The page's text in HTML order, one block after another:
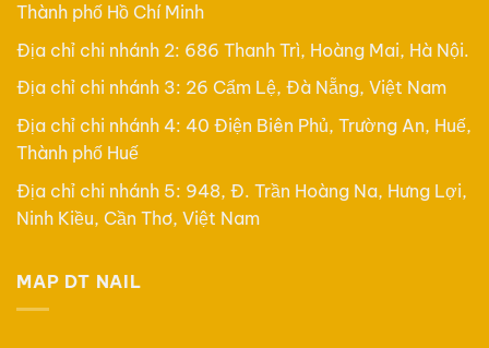
Thành phố Hồ Chí Minh
Địa chỉ chi nhánh 2: 686 Thanh Trì, Hoàng Mai, Hà Nội.
Địa chỉ chi nhánh 3: 26 Cẩm Lệ, Đà Nẵng, Việt Nam
Địa chỉ chi nhánh 4: 40 Điện Biên Phủ, Trường An, Huế,
Thành phố Huế
Địa chỉ chi nhánh 5: 948, Đ. Trần Hoàng Na, Hưng Lợi,
Ninh Kiều, Cần Thơ, Việt Nam
MAP DT NAIL